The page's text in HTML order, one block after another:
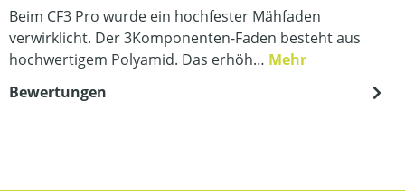
Beim CF3 Pro wurde ein hochfester Mähfaden
verwirklicht. Der 3Komponenten-Faden besteht aus
hochwertigem Polyamid. Das erhöh… Mehr
Bewertungen